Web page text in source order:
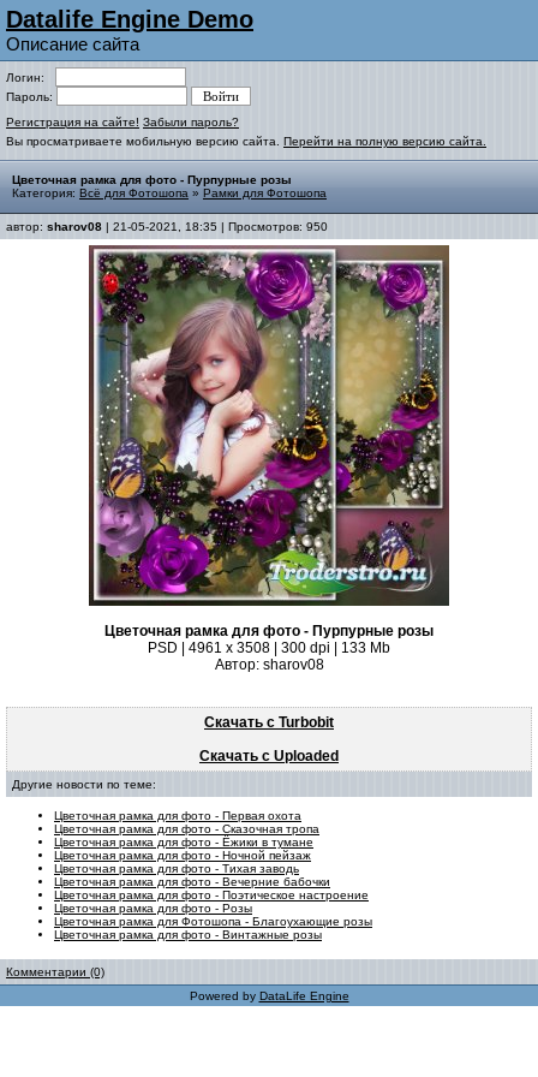
Datalife Engine Demo
Описание сайта
Логин:
Пароль:
Регистрация на сайте! Забыли пароль?
Вы просматриваете мобильную версию сайта. Перейти на полную версию сайта.
Цветочная рамка для фото - Пурпурные розы
Категория: Всё для Фотошопа » Рамки для Фотошопа
автор: sharov08 | 21-05-2021, 18:35 | Просмотров: 950
Цветочная рамка для фото - Пурпурные розы
PSD | 4961 х 3508 | 300 dpi | 133 Mb
Автор: sharov08
Скачать с Turbobit
Скачать с Uploaded
Другие новости по теме:
Цветочная рамка для фото - Первая охота
Цветочная рамка для фото - Сказочная тропа
Цветочная рамка для фото - Ёжики в тумане
Цветочная рамка для фото - Ночной пейзаж
Цветочная рамка для фото - Тихая заводь
Цветочная рамка для фото - Вечерние бабочки
Цветочная рамка для фото - Поэтическое настроение
Цветочная рамка для фото - Розы
Цветочная рамка для Фотошопа - Благоухающие розы
Цветочная рамка для фото - Винтажные розы
Комментарии (0)
Powered by DataLife Engine